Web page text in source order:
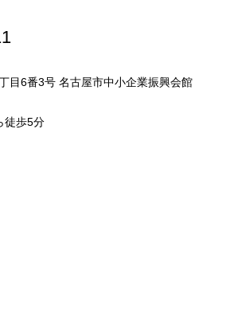
目6番3号 名古屋市中小企業振興会館
徒歩5分